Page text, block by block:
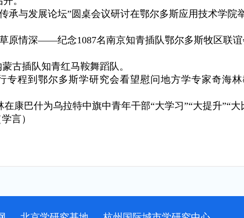
与发展论坛”圆桌会议研讨在鄂尔多斯应用技术学院
原情深——纪念1087名南京知青插队鄂尔多斯牧区联
古插队知青红马鞍舞蹈队。
专程到鄂尔多斯学研究会看望慰问地方学专家奇海
康巴什为乌拉特中旗中青年干部“大学习”“大提升”“
言）